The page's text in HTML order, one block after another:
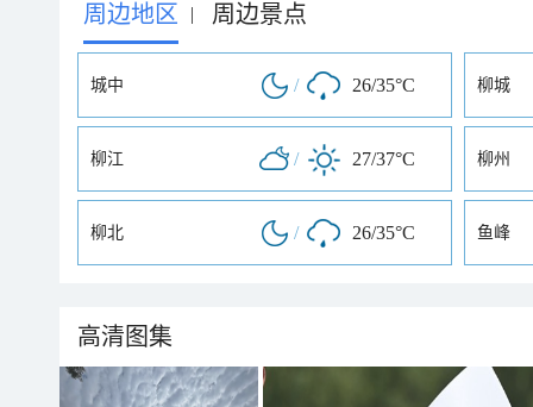
周边地区 | 周边景点
城中 / 26/35°C 柳城
柳江 / 27/37°C 柳州
柳北 / 26/35°C 鱼峰
高清图集